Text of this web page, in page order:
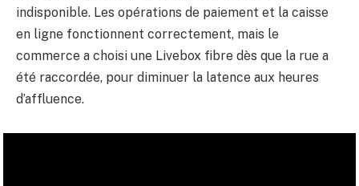
indisponible. Les opérations de paiement et la caisse
en ligne fonctionnent correctement, mais le
commerce a choisi une Livebox fibre dès que la rue a
été raccordée, pour diminuer la latence aux heures
d’affluence.